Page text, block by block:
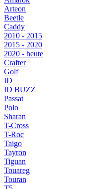
Arteon
Beetle
Caddy
2010 - 2015
2015 - 2020
2020 - heute
Crafter
Golf
ID
ID BUZZ
Passat
Polo
Sharan
T-Cross
T-Roc
Taigo
Tayron
Tiguan
Touareg
Touran